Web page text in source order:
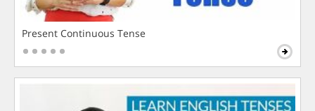
Present Continuous Tense